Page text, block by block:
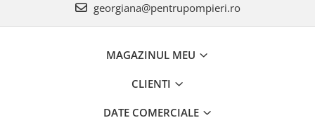
georgiana@pentrupompieri.ro
MAGAZINUL MEU
CLIENTI
DATE COMERCIALE